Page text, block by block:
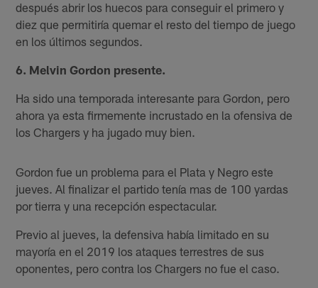
después abrir los huecos para conseguir el primero y
diez que permitiría quemar el resto del tiempo de juego
en los últimos segundos.
6. Melvin Gordon presente.
Ha sido una temporada interesante para Gordon, pero
ahora ya esta firmemente incrustado en la ofensiva de
los Chargers y ha jugado muy bien.
Gordon fue un problema para el Plata y Negro este
jueves. Al finalizar el partido tenía mas de 100 yardas
por tierra y una recepción espectacular.
Previo al jueves, la defensiva había limitado en su
mayoría en el 2019 los ataques terrestres de sus
oponentes, pero contra los Chargers no fue el caso.